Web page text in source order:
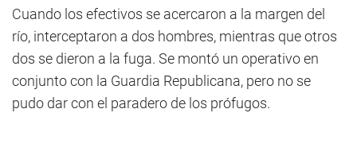
Cuando los efectivos se acercaron a la margen del
río, interceptaron a dos hombres, mientras que otros
dos se dieron a la fuga. Se montó un operativo en
conjunto con la Guardia Republicana, pero no se
pudo dar con el paradero de los prófugos.